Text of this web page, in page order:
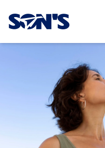
Laboratorios Química Son's